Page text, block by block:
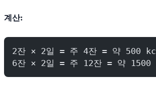
계산:
2잔 × 2일 = 주 4잔 = 약 500
6잔 × 2일 = 주 12잔 = 약 1500